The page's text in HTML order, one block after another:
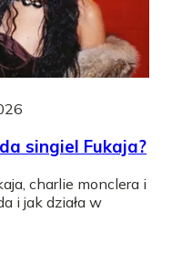
singiel Fukaja?
charlie monclera i
i jak działa w